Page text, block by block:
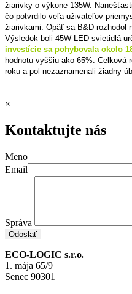
žiarivky o výkone 135W.
čo potvrdilo veľa uživateľov
žiarivkami. Opäť sa B&D rozhodol
Výsledok boli 45W LED svietidlá
investície sa pohybovala okolo
hodnotu vyššiu ako 65%. Celková
roku a pol nezaznamenali žiadny
×
Kontaktujte nás
Meno
Email
Správa
Odoslať
ECO-LOGIC s.r.o.
1. mája 65/9
Senec 90301